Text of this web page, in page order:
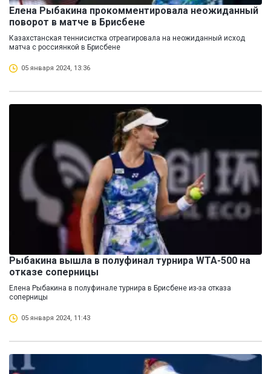
Елена Рыбакина прокомментировала неожиданный
поворот в матче в Брисбене
Казахстанская теннисистка отреагировала на неожиданный исход
матча с россиянкой в Брисбене
05 января 2024, 13:36
Рыбакина вышла в полуфинал турнира WTA-500 на
отказе соперницы
Елена Рыбакина в полуфинале турнира в Брисбене из-за отказа
соперницы
05 января 2024, 11:43